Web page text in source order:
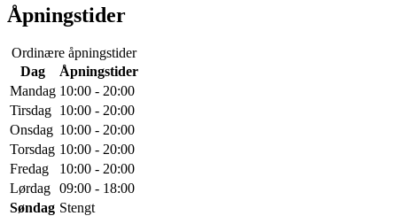
Åpningstider
Ordinære åpningstider
Dag
Åpningstider
Mandag 10:00 - 20:00
Tirsdag 10:00 - 20:00
Onsdag 10:00 - 20:00
Torsdag 10:00 - 20:00
Fredag
10:00 - 20:00
Lørdag 09:00 - 18:00
Søndag Stengt